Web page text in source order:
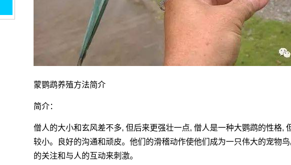
蒙鹦鹉养殖方法简介
简介：
僧人的大小和玄风差不多, 但后来更强壮一点, 僧人是一种大鹦鹉的性格,
较小。良好的沟通和顽皮。他们的滑稽动作使他们成为一只伟大的宠物
的关注和与人的互动来刺激。